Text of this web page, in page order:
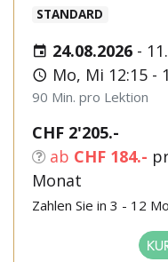
STANDARD
24.08.2026 -
Mo, Mi 12:15 -
90 Min. pro Lektion
CHF 2'205.-
ab CHF 184.-
Monat
Zahlen Sie in 3 - 12